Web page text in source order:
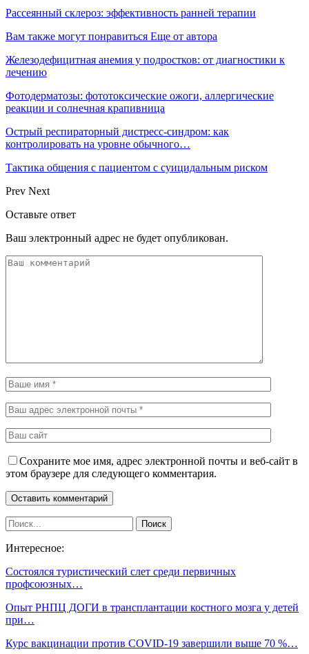
Рассеянный склероз: эффективность ранней терапии
Вам также могут понравиться Еще от автора
Железодефицитная анемия у подростков: от диагностики к
лечению
Фотодерматозы: фототоксические ожоги, аллергические
реакции и солнечная крапивница
Острый респираторный дистресс-синдром: как
контролировать на уровне обычного…
Тактика общения с пациентом с суицидальным риском
Prev Next
Оставьте ответ
Ваш электронный адрес не будет опубликован.
Сохраните мое имя, адрес электронной почты и веб-сайт в
этом браузере для следующего комментария.
Интересное:
Состоялся туристический слет среди первичных
профсоюзных…
Опыт РНПЦ ДОГИ в трансплантации костного мозга у детей
при…
Курс вакцинации против COVID-19 завершили выше 70 %…